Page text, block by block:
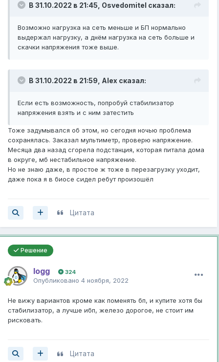
В 31.10.2022 в 21:45, Osvedomitel сказал:
Возможно нагрузка на сеть меньше и БП нормально
выдержал нагрузку, а днём нагрузка на сеть больше и
скачки напряжения тоже выше.
В 31.10.2022 в 21:59, Alex сказал:
Если есть возможность, попробуй стабилизатор
напряжения взять и с ним затестить
Тоже задумывался об этом, но сегодня ночью проблема
сохранялась. Заказал мультиметр, проверю напряжение.
Месяца два назад сгорела подстанция, которая питала дома
в округе, мб нестабильное напряжение.
Но не знаю даже, в простое ж тоже в перезагрузку уходит,
даже пока я в биосе сидел ребут произошёл
Цитата
Решение
logg 324
Опубликовано 4 ноября, 2022
Не вижу вариантов кроме как поменять бп, и купите хотя бы
стабилизатор, а лучше ибп, железо дорогое, не стоит им
рисковать.
Цитата